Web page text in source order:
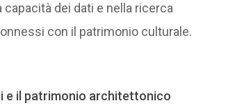
dei dati e nella ricerca
con il patrimonio culturale.
e il patrimonio architettonico